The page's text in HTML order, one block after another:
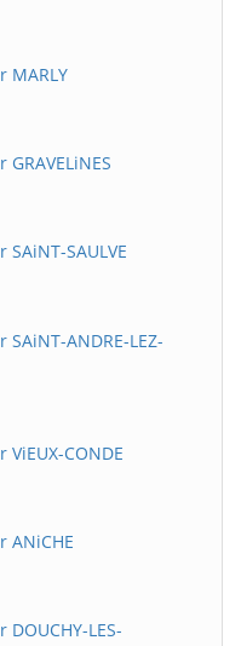
SAULVE
ANDRE-LEZ-
CONDE
LES-